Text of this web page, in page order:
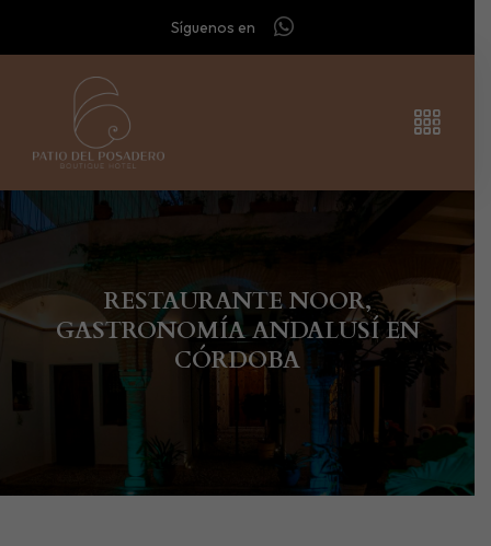
Síguenos en
RESTAURANTE NOOR,
GASTRONOMÍA ANDALUSÍ EN
CÓRDOBA